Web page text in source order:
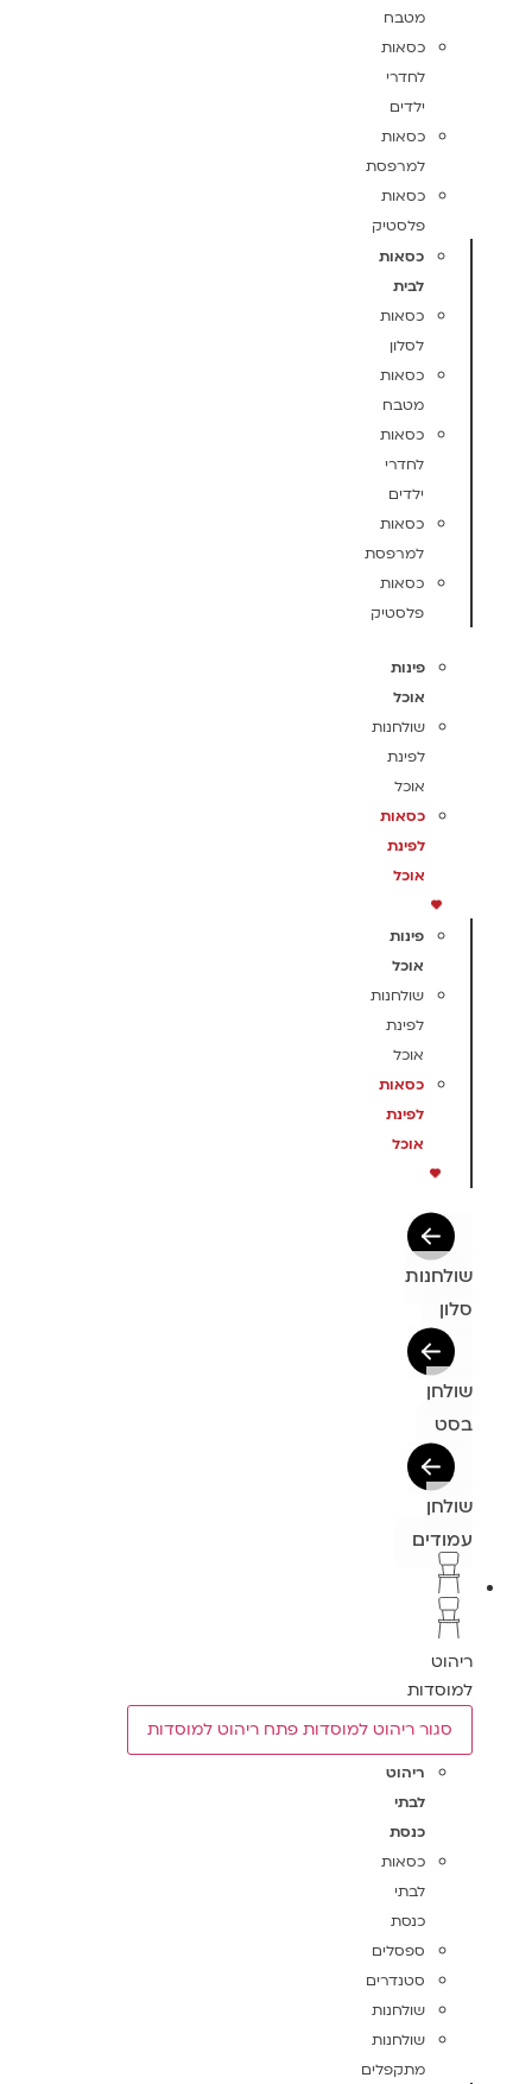
מטבח
כסאות
לחדרי
ילדים
כסאות
למרפסת
כסאות
פלסטיק
כסאות
לבית
כסאות
לסלון
כסאות
מטבח
כסאות
לחדרי
ילדים
כסאות
למרפסת
כסאות
פלסטיק
פינות
אוכל
שולחנות
לפינת
אוכל
כסאות
לפינת
אוכל
פינות
אוכל
שולחנות
לפינת
אוכל
כסאות
לפינת
אוכל
שולחנות
סלון
שולחן
בסט
שולחן
עמודים
ריהוט
למוסדות
סגור ריהוט למוסדות פתח ריהוט למוסדות
ריהוט
לבתי
כנסת
כסאות
לבתי
כנסת
ספסלים
סטנדרים
שולחנות
שולחנות
מתקפלים